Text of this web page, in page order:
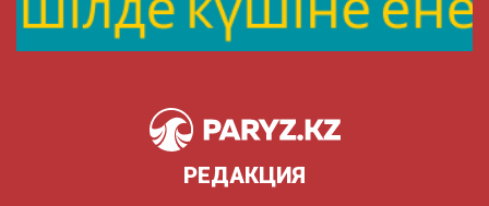
РЕДАКЦИЯ